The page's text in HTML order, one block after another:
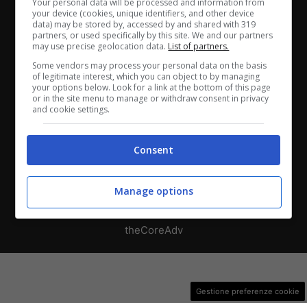
Direttagoal.it di proprietà di PLANET SHARE SRL - VIA
ANASTASIO II, 442, 00165 Roma (RM) - Codice Fiscale
e Partita I.V.A. 13461621008
Testata Giornalistica registrata presso il Tribunale di
Roma con n°32/2023 del 15/02/2023
Copyright ©2026 - Tutti i diritti riservati -
Le attività pubblicitarie su questo sito sono gestite da
theCoreAdv
Gestione preferenze cookie
your device (cookies, unique identifiers, and other device
data) may be stored by, accessed by and shared with 319
partners, or used specifically by this site. We and our partners
may use precise geolocation data. List of partners.
Some vendors may process your personal data on the basis
of legitimate interest, which you can object to by managing
your options below. Look for a link at the bottom of this page
or in the site menu to manage or withdraw consent in privacy
and cookie settings.
Consent
Manage options